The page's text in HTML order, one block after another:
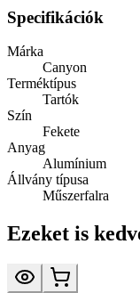
Specifikációk
Márka
Canyon
Terméktípus
Tartók
Szín
Fekete
Anyag
Alumínium
Állvány típusa
Műszerfalra
Ezeket is